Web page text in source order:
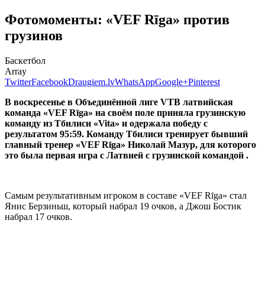
Фотомоменты: «VEF Rīga» против
грузинов
Баскетбол
Array
TwitterFacebookDraugiem.lvWhatsAppGoogle+Pinterest
В воскресенье в Объединённой лиге VTB латвийская
команда «VEF Rīga» на своём поле приняла грузинскую
команду из Тбилиси «Vita» и одержала победу с
результатом 95:59. Команду Тбилиси тренирует бывший
главный тренер «VEF Rīga» Николай Мазур, для которого
это была первая игра с Латвией с грузинской командой .
Самым результативным игроком в составе «VEF Rīga» стал
Янис Берзиньш, который набрал 19 очков, а Джош Бостик
набрал 17 очков.